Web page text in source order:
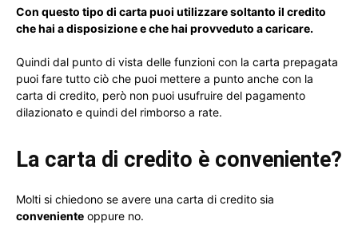
Con questo tipo di carta puoi utilizzare soltanto il credito
che hai a disposizione e che hai provveduto a caricare.
Quindi dal punto di vista delle funzioni con la carta prepagata
puoi fare tutto ciò che puoi mettere a punto anche con la
carta di credito, però non puoi usufruire del pagamento
dilazionato e quindi del rimborso a rate.
La carta di credito è conveniente?
Molti si chiedono se avere una carta di credito sia
conveniente oppure no.